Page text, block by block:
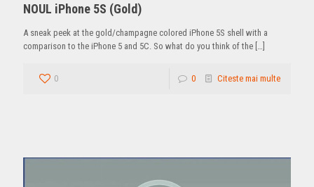
NOUL iPhone 5S (Gold)
A sneak peek at the gold/champagne colored iPhone 5S shell with a
comparison to the iPhone 5 and 5C. So what do you think of the
0 0 Citeste mai multe